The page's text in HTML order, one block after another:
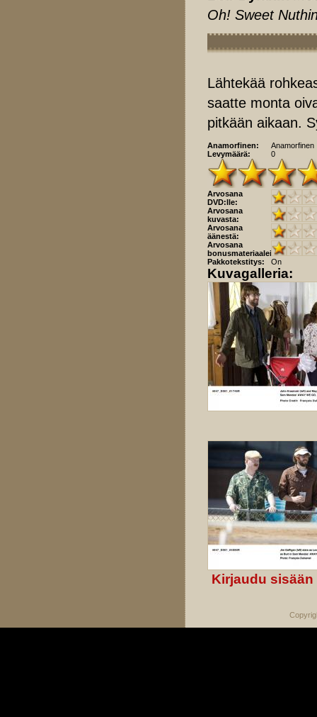
Oh! Sweet
Lähtekää
saatte monta
pitkään aikaan.
Anamorfinen:
Anamorfinen
Levymäärä:
0
Arvosana
DVD:lle:
Arvosana
kuvasta:
Arvosana
äänestä:
Arvosana
bonusmateriaaleista:
Pakkotekstitys:
On
Kuvagalleria:
Kirjaudu sisään